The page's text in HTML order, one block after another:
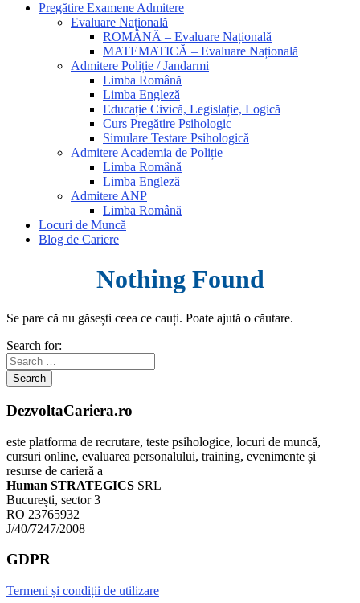
Pregătire Examene Admitere
Evaluare Națională
ROMÂNĂ – Evaluare Națională
MATEMATICĂ – Evaluare Națională
Admitere Poliție / Jandarmi
Limba Română
Limba Engleză
Educație Civică, Legislație, Logică
Curs Pregătire Psihologic
Simulare Testare Psihologică
Admitere Academia de Poliție
Limba Română
Limba Engleză
Admitere ANP
Limba Română
Locuri de Muncă
Blog de Cariere
Nothing Found
Se pare că nu găsești ceea ce cauți. Poate ajută o căutare.
Search for:
DezvoltaCariera.ro
este platforma de recrutare, teste psihologice, locuri de muncă,
cursuri online, evaluarea personalului, training, evenimente și
resurse de carieră a
Human STRATEGICS SRL
București, sector 3
RO 23765932
J/40/7247/2008
GDPR
Termeni și condiții de utilizare